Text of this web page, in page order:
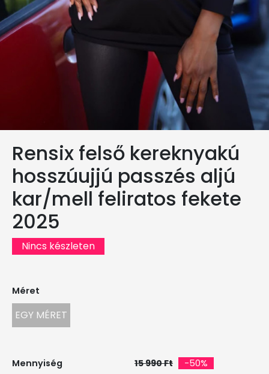
Rensix felső kereknyakú
hosszúujjú passzés aljú
kar/mell feliratos fekete
2025
Nincs készleten
Méret
EGY MÉRET
Mennyiség 15 990 Ft -50%